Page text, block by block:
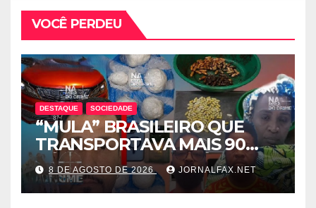
VOCÊ PERDEU
DESTAQUE SOCIEDADE
“MULA” BRASILEIRO QUE
TRANSPORTAVA MAIS 90
CÁPSULAS DE COCAÍNA
MORRE NO HOTEL EM
LUANDA
8 DE AGOSTO DE 2026 JORNALFAX.NET